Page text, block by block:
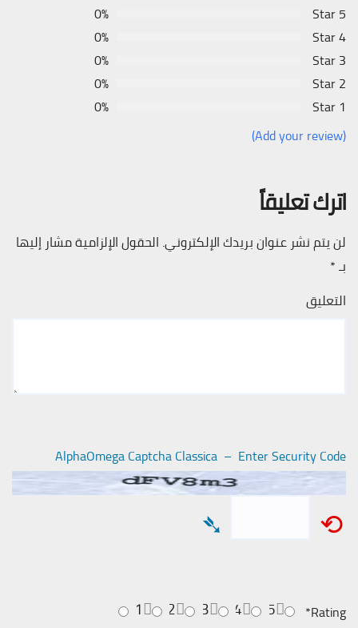
5 Star
0%
4 Star
0%
3 Star
0%
2 Star
0%
1 Star
0%
(Add your review)
اترك تعليقاً
لن يتم نشر عنوان بريدك الإلكتروني. الحقول الإلزامية مشار إليها
بـ*
التعليق
AlphaOmega Captcha Classica – Enter Security Code
⟲
➴
Rating
*
5
4
3
2
1